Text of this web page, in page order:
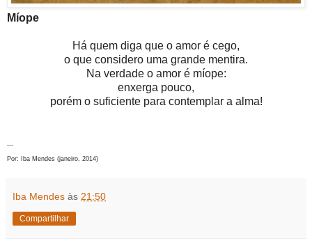
Míope
Há quem diga que o amor é cego,
o que considero uma grande mentira.
Na verdade o amor é míope:
enxerga pouco,
porém o suficiente para contemplar a alma!
---
Por: Iba Mendes (janeiro, 2014)
Iba Mendes às 21:50
Compartilhar